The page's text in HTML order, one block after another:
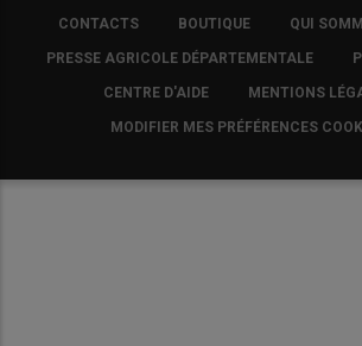
FOOTER
COPYRIGHT
CONTACTS BOUTIQUE QUI
PRESSE AGRICOLE DÉPARTEMENTALE
CENTRE D'AIDE MENTIONS
MODIFIER MES PRÉFÉRENCES